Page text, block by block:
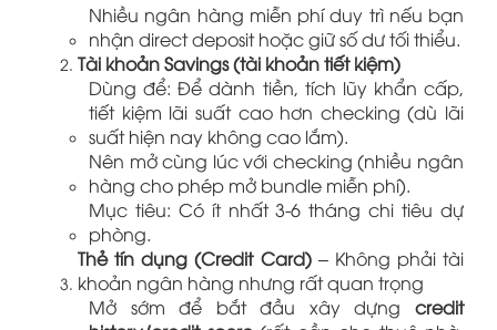
Nhiều ngân hàng miễn phí duy trì nếu bạn
nhận direct deposit hoặc giữ số dư tối thiểu.
Tài khoản Savings (tài khoản tiết kiệm)
Dùng để: Để dành tiền, tích lũy khẩn cấp,
tiết kiệm lãi suất cao hơn checking (dù lãi
suất hiện nay không cao lắm).
Nên mở cùng lúc với checking (nhiều ngân
hàng cho phép mở bundle miễn phí).
Mục tiêu: Có ít nhất 3-6 tháng chi tiêu dự
phòng.
Thẻ tín dụng (Credit Card)– Không phải tài
khoản ngân hàng nhưng rất quan trọng
Mở sớm để bắt đầu xây dựng credit